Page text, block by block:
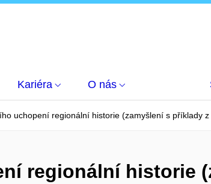
Kariéra O nás
uchopení regionální historie (zamyšlení s příklady z
regionální historie